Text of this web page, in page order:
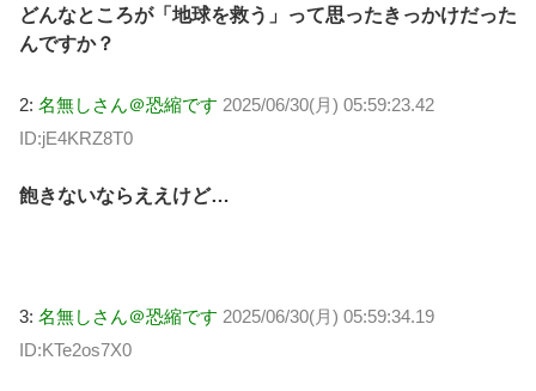
どんなところが「地球を救う」って思ったきっかけだった
んですか？
2: 名無しさん＠恐縮です 2025/06/30(月) 05:59:23.42
ID:jE4KRZ8T0
飽きないならええけど…
3: 名無しさん＠恐縮です 2025/06/30(月) 05:59:34.19
ID:KTe2os7X0